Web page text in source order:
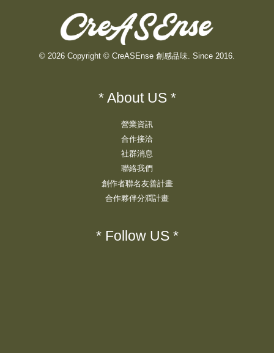
© 2026 Copyright © CreASEnse 創感品味. Since 2016.
* About US *
營業資訊
合作接洽
社群消息
聯絡我們
創作者聯名友善計畫
合作夥伴分潤計畫
* Follow US *